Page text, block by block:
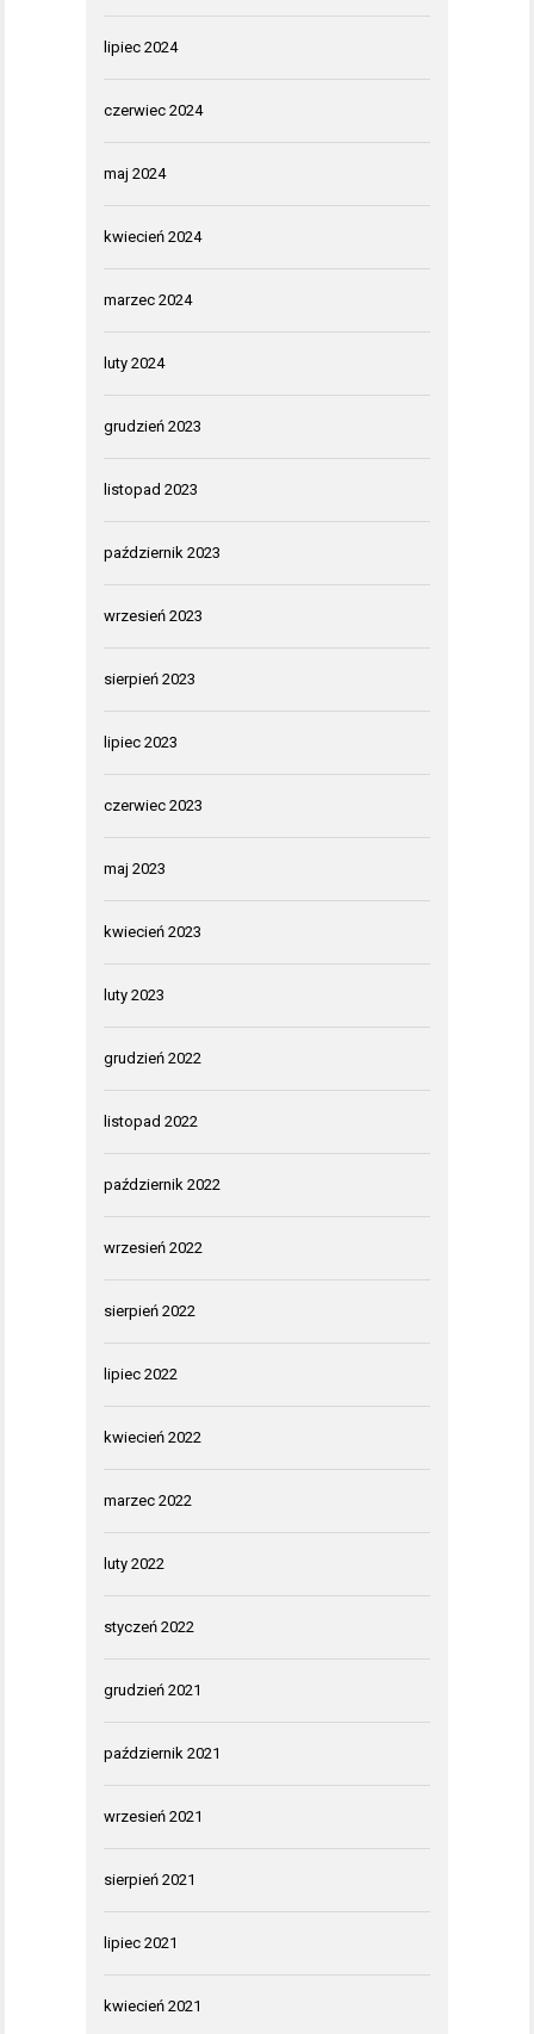
lipiec 2024
czerwiec 2024
maj 2024
kwiecień 2024
marzec 2024
luty 2024
grudzień 2023
listopad 2023
październik 2023
wrzesień 2023
sierpień 2023
lipiec 2023
czerwiec 2023
maj 2023
kwiecień 2023
luty 2023
grudzień 2022
listopad 2022
październik 2022
wrzesień 2022
sierpień 2022
lipiec 2022
kwiecień 2022
marzec 2022
luty 2022
styczeń 2022
grudzień 2021
październik 2021
wrzesień 2021
sierpień 2021
lipiec 2021
kwiecień 2021